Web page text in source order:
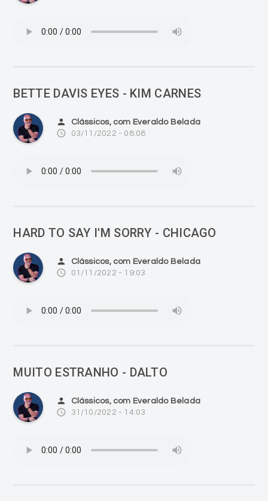
BETTE DAVIS EYES - KIM CARNES
person Clássicos, com Everaldo Belada
access_time 03/11/2022 - 08:08
HARD TO SAY I'M SORRY - CHICAGO
person Clássicos, com Everaldo Belada
access_time 01/11/2022 - 19:03
MUITO ESTRANHO - DALTO
person Clássicos, com Everaldo Belada
access_time 31/10/2022 - 14:03